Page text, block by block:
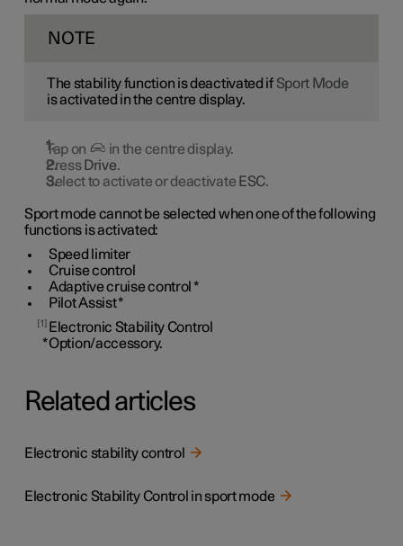
NOTE
The stability function is deactivated if Sport Mode
is activated in the centre display.
Tap on
in the centre display.
Press Drive.
Select to activate or deactivate ESC.
Sport mode cannot be selected when one of the following
functions is activated:
Speed limiter
Cruise control
Adaptive cruise control *
Pilot Assist*
1
Electronic Stability Control
*Option/accessory.
Related articles
Electronic stability control
Electronic Stability Control in sport mode